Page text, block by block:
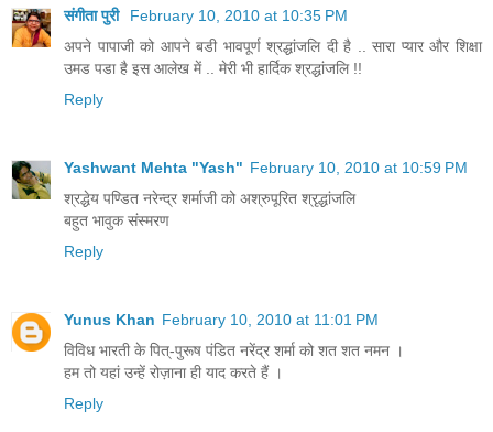
संगीता पुरी
February 10, 2010 at 10:35 PM
अपने पापाजी को आपने बडी भावपूर्ण श्रद्धांजलि दी है .. सारा प्‍यार और शिक्षा
उमड पडा है इस आलेख में .. मेरी भी हार्दिक श्रद्धांजलि !!
Reply
Yashwant Mehta "Yash" February 10, 2010 at 10:59 PM
श्रद्धेय पण्डित नरेन्द्र शर्माजी को अश्रुपूरित श्रृद्धांजलि
बहुत भावुक संस्मरण
Reply
Yunus Khan February 10, 2010 at 11:01 PM
विविध भारती के पित्-पुरूष पंडित नरेंद्र शर्मा को शत शत नमन ।
हम तो यहां उन्‍हें रोज़ाना ही याद करते हैं ।
Reply